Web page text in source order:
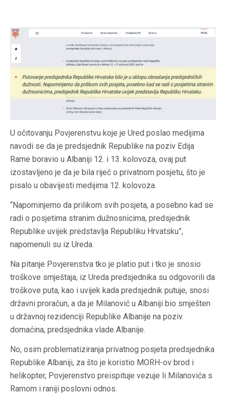
U očitovanju Povjerenstvu koje je Ured poslao medijima
navodi se da je predsjednik Republike na poziv Edija
Rame boravio u Albaniji 12. i 13. kolovoza, ovaj put
izostavljeno je da je bila riječ o privatnom posjetu, što je
pisalo u obavijesti medijima 12. kolovoza.
“Napominjemo da prilikom svih posjeta, a posebno kad se
radi o posjetima stranim dužnosnicima, predsjednik
Republike uvijek predstavlja Republiku Hrvatsku”,
napomenuli su iz Ureda.
Na pitanje Povjerenstva tko je platio put i tko je snosio
troškove smještaja, iz Ureda predsjednika su odgovorili da
troškove puta, kao i uvijek kada predsjednik putuje, snosi
državni proračun, a da je Milanović u Albaniji bio smješten
u državnoj rezidenciji Republike Albanije na poziv
domaćina, predsjednika vlade Albanije.
No, osim problematiziranja privatnog posjeta predsjednika
Republike Albaniji, za što je koristio MORH-ov brod i
helikopter, Povjerenstvo preispituje vezuje li Milanovića s
Ramom i raniji poslovni odnos.